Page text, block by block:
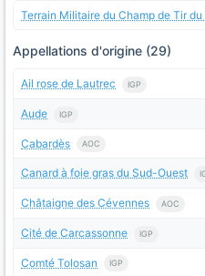
Terrain Militaire du Champ de Tir
Appellations d'origine (29)
Ail rose de Lautrec IGP
Aude IGP
Cabardès AOC
Canard à foie gras du Sud-Ouest
Châtaigne des Cévennes AOC
Cité de Carcassonne IGP
Comté Tolosan IGP